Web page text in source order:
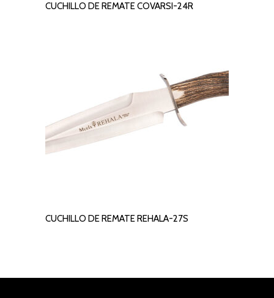
LEER MÁS
CUCHILLO DE REMATE COVARSI-24R
LEER MÁS
CUCHILLO DE REMATE REHALA-27S